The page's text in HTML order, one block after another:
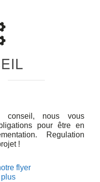
nous vous
pour être en
Regulation
!
flyer